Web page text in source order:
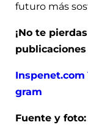
futuro más
¡No te
Inspenet.com
gram
Fuente y foto: